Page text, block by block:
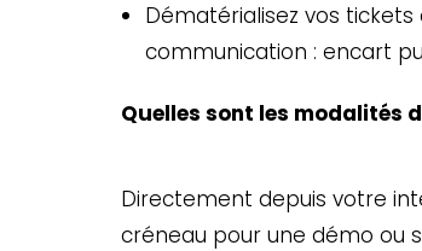
Dématérialisez vos
communication : encart
Quelles sont les modalités
Directement depuis votre
créneau pour une démo ou